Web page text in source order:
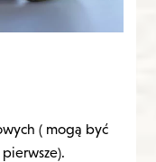
( mogą być